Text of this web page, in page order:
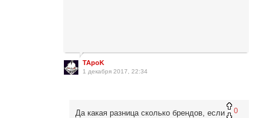
TApoK
1 декабря 2017, 22:34
0
Да какая разница сколько брендов, если